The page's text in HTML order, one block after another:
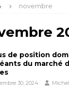
novembre
de position
du marché
30, 2024